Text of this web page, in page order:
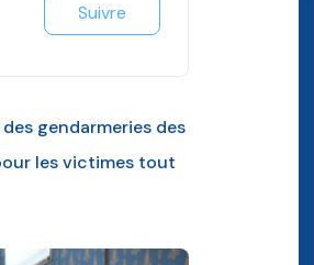
Suivre
gendarmeries des
les victimes tout